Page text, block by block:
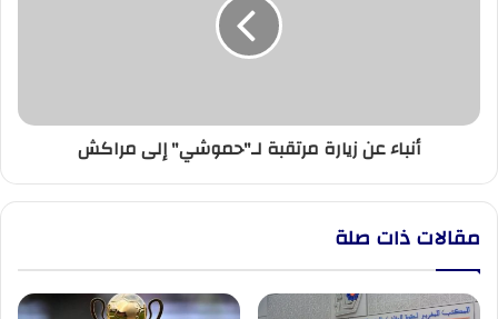
أنباء عن زيارة مرتقبة لـ"حموشي" إلى مراكش
مقالات ذات صلة